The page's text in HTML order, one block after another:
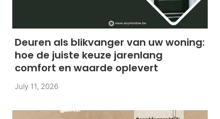
Deuren als blikvanger van uw woning:
hoe de juiste keuze jarenlang
comfort en waarde oplevert
July 11, 2026